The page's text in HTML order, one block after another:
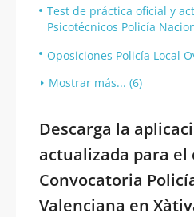
Test de práctica oficial y
Psicotécnicos Policía
Oposiciones Policía Local
Mostrar más... (6)
Descarga la
actualizada para el
Convocatoria
Valenciana en